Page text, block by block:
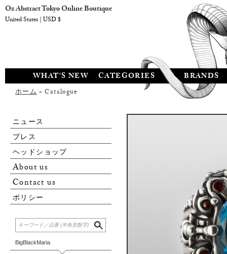
WHAT'S NEW CATEGORIES BRANDS
ホーム» Catalogue
ニュース
プレス
ヘッドショップ
About us
Contact us
ポリシー
BigBlackMaria
Oz Abstract Tokyo Online Boutique
United States | USD $